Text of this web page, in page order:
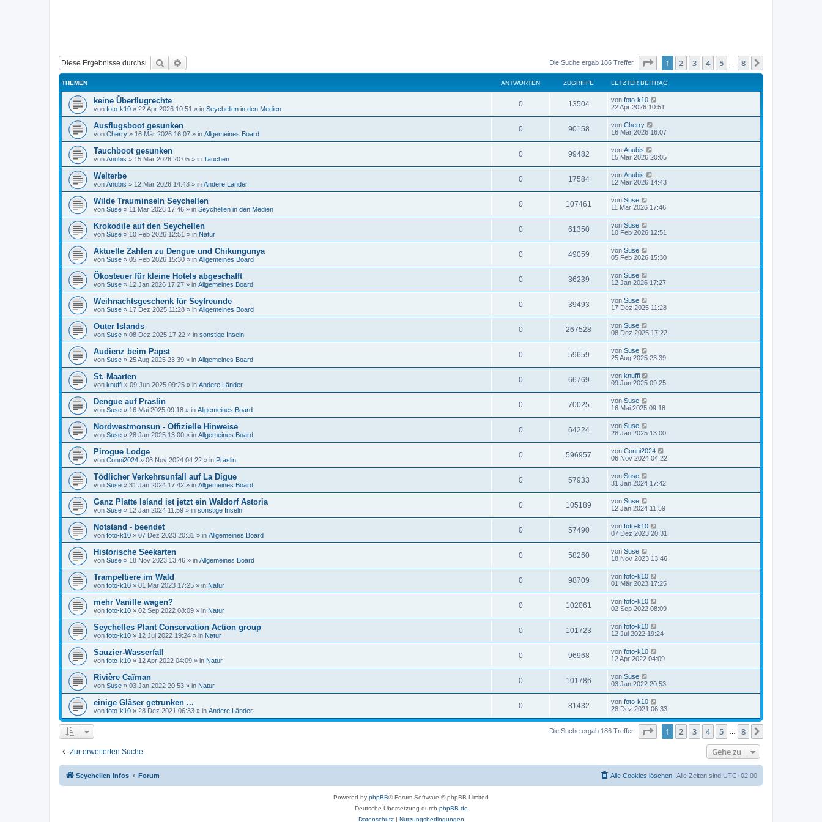
Suche Die Suche ergab 186 Treffer Seite von8
1 2 3 4 5 8
THEMEN ANTWORTEN ZUGRIFFE LETZTER BEITRAG
keine Überflugrechte
von foto-k10 » 22 Apr 2026 10:51 » in Seychellen in den Medien
0 13504 von foto-k10
22 Apr 2026 10:51
Ausflugsboot gesunken
von Cherry » 16 Mär 2026 16:07 » in Allgemeines Board
0 90158 von Cherry
16 Mär 2026 16:07
Tauchboot gesunken
von Anubis » 15 Mär 2026 20:05 » in Tauchen
0 99482 von Anubis
15 Mär 2026 20:05
Welterbe
von Anubis » 12 Mär 2026 14:43 » in Andere Länder
0 17584 von Anubis
12 Mär 2026 14:43
Wilde Trauminseln Seychellen
von Suse » 11 Mär 2026 17:46 » in Seychellen in den Medien
0 107461 von Suse
11 Mär 2026 17:46
Krokodile auf den Seychellen
von Suse » 10 Feb 2026 12:51 » in Natur
0 61350 von Suse
10 Feb 2026 12:51
Aktuelle Zahlen zu Dengue und Chikungunya
von Suse » 05 Feb 2026 15:30 » in Allgemeines Board
0 49059 von Suse
05 Feb 2026 15:30
Ökosteuer für kleine Hotels abgeschafft
von Suse » 12 Jan 2026 17:27 » in Allgemeines Board
0 36239 von Suse
12 Jan 2026 17:27
Weihnachtsgeschenk für Seyfreunde
von Suse » 17 Dez 2025 11:28 » in Allgemeines Board
0 39493 von Suse
17 Dez 2025 11:28
Outer Islands
von Suse » 08 Dez 2025 17:22 » in sonstige Inseln
0 267528 von Suse
08 Dez 2025 17:22
Audienz beim Papst
von Suse » 25 Aug 2025 23:39 » in Allgemeines Board
0 59659 von Suse
25 Aug 2025 23:39
St. Maarten
von knuffi » 09 Jun 2025 09:25 » in Andere Länder
0 66769 von knuffi
09 Jun 2025 09:25
Dengue auf Praslin
von Suse » 16 Mai 2025 09:18 » in Allgemeines Board
0 70025 von Suse
16 Mai 2025 09:18
Nordwestmonsun - Offizielle Hinweise
von Suse » 28 Jan 2025 13:00 » in Allgemeines Board
0 64224 von Suse
28 Jan 2025 13:00
Pirogue Lodge
von Conni2024 » 06 Nov 2024 04:22 » in Praslin
0 596957 von Conni2024
06 Nov 2024 04:22
Tödlicher Verkehrsunfall auf La Digue
von Suse » 31 Jan 2024 17:42 » in Allgemeines Board
0 57933 von Suse
31 Jan 2024 17:42
Ganz Platte Island ist jetzt ein Waldorf Astoria
von Suse » 12 Jan 2024 11:59 » in sonstige Inseln
0 105189 von Suse
12 Jan 2024 11:59
Notstand - beendet
von foto-k10 » 07 Dez 2023 20:31 » in Allgemeines Board
0 57490 von foto-k10
07 Dez 2023 20:31
Historische Seekarten
von Suse » 18 Nov 2023 13:46 » in Allgemeines Board
0 58260 von Suse
18 Nov 2023 13:46
Trampeltiere im Wald
von foto-k10 » 01 Mär 2023 17:25 » in Natur
0 98709 von foto-k10
01 Mär 2023 17:25
mehr Vanille wagen?
von foto-k10 » 02 Sep 2022 08:09 » in Natur
0 102061 von foto-k10
02 Sep 2022 08:09
Seychelles Plant Conservation Action group
von foto-k10 » 12 Jul 2022 19:24 » in Natur
0 101723 von foto-k10
12 Jul 2022 19:24
Sauzier-Wasserfall
von foto-k10 » 12 Apr 2022 04:09 » in Natur
0 96968 von foto-k10
12 Apr 2022 04:09
Rivière Caïman
von Suse » 03 Jan 2022 20:53 » in Natur
0 101786 von Suse
03 Jan 2022 20:53
einige Gläser getrunken ...
von foto-k10 » 28 Dez 2021 06:33 » in Andere Länder
0 81432 von foto-k10
28 Dez 2021 06:33
Die Suche ergab 186 Treffer Seite von8
1 2 3 4 5 8
Zur erweiterten Suche Gehe zu
Seychellen Infos Forum Alle Zeiten sind UTC+02:00
Alle Cookies löschen
Powered by phpBB® Forum Software © phpBB Limited
Deutsche Übersetzung durch phpBB.de
Datenschutz| Nutzungsbedingungen